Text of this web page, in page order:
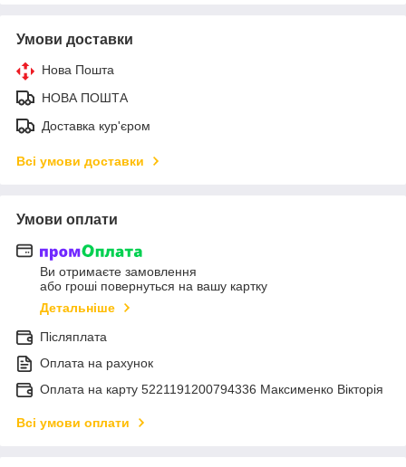
Умови доставки
Нова Пошта
НОВА ПОШТА
Доставка кур'єром
Всі умови доставки
Умови оплати
Ви отримаєте замовлення
або гроші повернуться на вашу картку
Детальніше
Післяплата
Оплата на рахунок
Оплата на карту 5221191200794336 Максименко Вікторія
Всі умови оплати